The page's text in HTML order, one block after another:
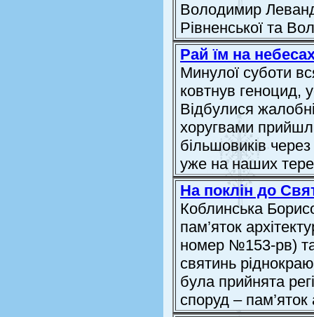
Володимир
Рівненської та
Рай їм на
Минулої суботи
ковтнув геноцид,
Відбулися
хоругвами
більшовиків
уже на наших
На поклін до
Коблинська
пам’яток
номер №153-рв)
святинь
була прийнята
споруд – пам’яток